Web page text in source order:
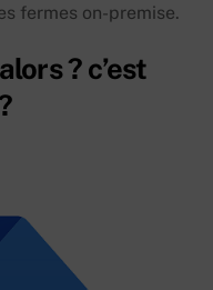
fermes on-premise.
? c’est